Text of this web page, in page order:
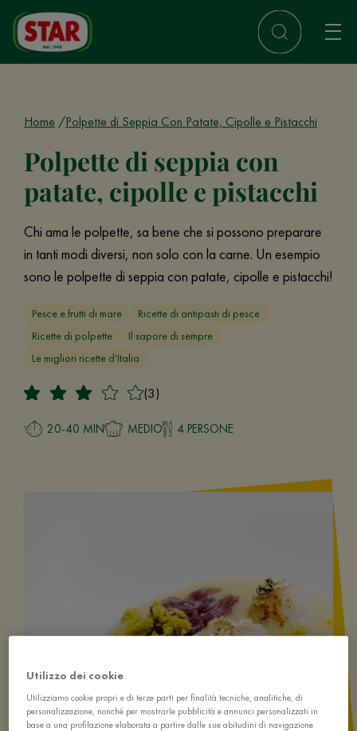
Home Polpette di Seppia Con Patate, Cipolle e Pistacchi
Polpette di seppia con
patate, cipolle e pistacchi
Chi ama le polpette, sa bene che si possono preparare
in tanti modi diversi, non solo con la carne. Un esempio
sono le polpette di seppia con patate, cipolle e pistacchi!
Pesce e frutti di mare
Ricette di antipasti di pesce
Ricette di polpette
Il sapore di sempre
Le migliori ricette d'Italia
(3)
20-40 MIN MEDIO 4 PERSONE
Utilizzo dei cookie
Utilizziamo cookie propri e di terze parti per finalità tecniche, analitiche, di
personalizzazione, nonché per mostrarle pubblicità e annunci personalizzati in
base a una profilazione elaborata a partire dalle sue abitudini di navigazione